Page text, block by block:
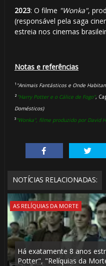
2023: O filme "Wonka",
(responsável pela saga
estreia nos cinemas
Notas e referências
¹ "Animais Fantásticos e Onde
² "Harry Potter e o Cálice de Fogo",
Domésticos)
³"Wonka", filme produzido por David
NOTÍCIAS RELACIONADAS:
AS RELÍQUIAS DA MORTE
Há exatamente 8 anos
Potter", "Relíquias da